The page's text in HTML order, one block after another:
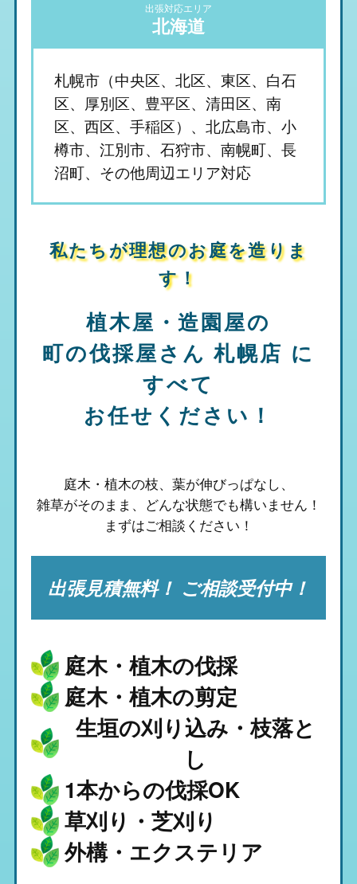
出張対応エリア
北海道
札幌市（中央区、北区、東区、白石
区、厚別区、豊平区、清田区、南
区、西区、手稲区）、北広島市、小
樽市、江別市、石狩市、南幌町、長
沼町、その他周辺エリア対応
私たちが理想のお庭を造りま
す！
植木屋・造園屋の
町の伐採屋さん 札幌店 に
すべて
お任せください！
庭木・植木の枝、葉が伸びっぱなし、
雑草がそのまま、 どんな状態でも構いません！
まずはご相談ください！
出張見積無料！ ご相談受付中！
庭木・植木の伐採
1本からの伐採OK
庭木・植木の剪定
草刈り・芝刈り
生垣の刈り込み・枝落と
し
外構・エクステリア